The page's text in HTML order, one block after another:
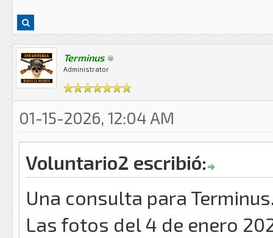
Terminus
Administrator
01-15-2026, 12:04 AM
Voluntario2 escribió:
Una consulta para
Las fotos del 4 de enero